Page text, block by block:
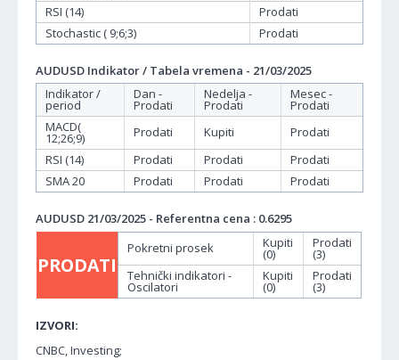
RSI (14)
Prodati
Stochastic ( 9;6;3)
Prodati
AUDUSD Indikator / Tabela vremena - 21/03/2025
Indikator /
period
Dan -
Prodati
Nedelja -
Prodati
Mesec -
Prodati
MACD(
12;26;9) Prodati Kupiti
Prodati
RSI (14)
Prodati Prodati
Prodati
SMA 20
Prodati Prodati Prodati
AUDUSD 21/03/2025 - Referentna cena : 0.6295
PRODATI
Pokretni prosek Kupiti
(0)
Prodati
(3)
Tehnički indikatori -
Oscilatori
Kupiti
(0)
Prodati
(3)
IZVORI:
CNBC, Investing;